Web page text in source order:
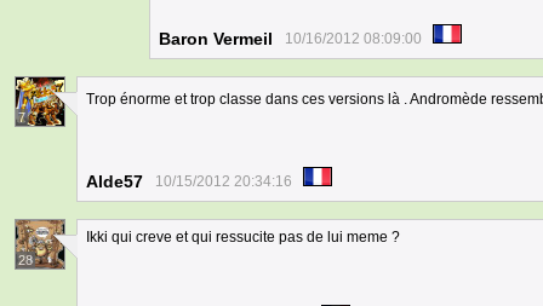
Baron Vermeil 10/16/2012 08:09:00
7
Trop énorme et trop classe dans ces versions là . Andromède
Alde57 10/15/2012 20:34:16
28
Ikki qui creve et qui ressucite pas de lui meme ?